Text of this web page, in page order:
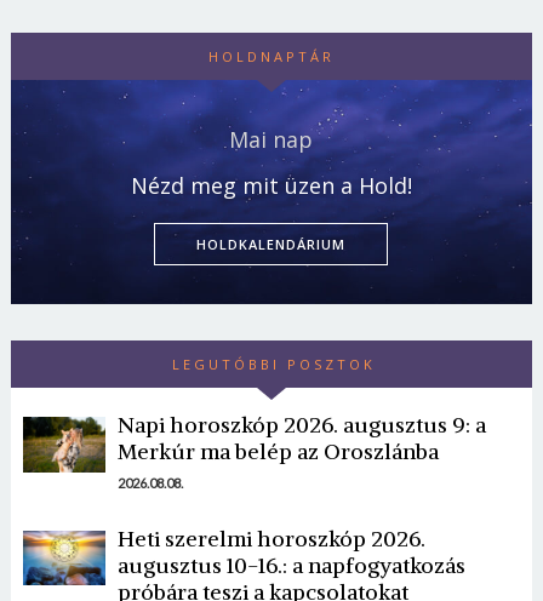
HOLDNAPTÁR
Mai nap
Nézd meg mit üzen a Hold!
HOLDKALENDÁRIUM
LEGUTÓBBI POSZTOK
Napi horoszkóp 2026. augusztus 9: a
Merkúr ma belép az Oroszlánba
2026.08.08.
Heti szerelmi horoszkóp 2026.
augusztus 10-16.: a napfogyatkozás
próbára teszi a kapcsolatokat
Borsonline bejelentkezés